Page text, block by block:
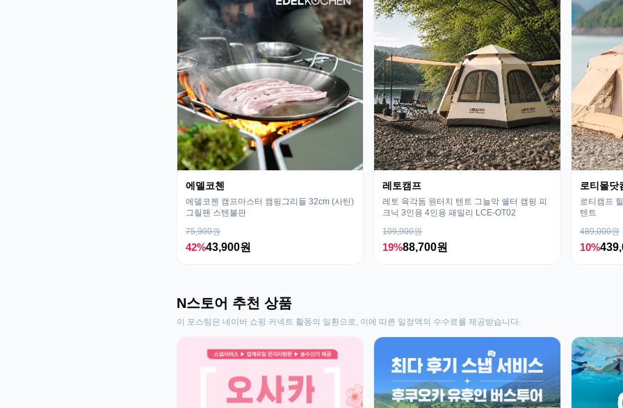
에델코첸
에델코첸 캠프마스터 캠핑그리들 32cm (사틴)
그릴팬 스텐불판
75,900원
42%43,900원
레토캠프
레토 육각돔 원터치 텐트 그늘막 쉘터 캠핑 피
크닉 3인용 4인용 패밀리 LCE-OT02
109,900원
19%88,700원
로티몰닷
로티캠프
텐트
489,000원
10%
N스토어 추천 상품
이 포스팅은 네이버 쇼핑 커넥트 활동의 일환으로, 이에 따른 일정액의 수수료를 제공받습니다.